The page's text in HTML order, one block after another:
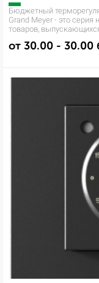
Бюджетный
Grand Meyer - это серия
товаров,
от 30.00 - 30.00